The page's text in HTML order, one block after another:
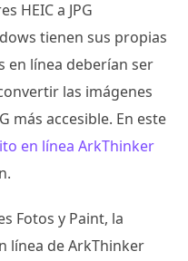
HEIC a JPG
tienen sus propias
en línea deberían ser
las imágenes
más accesible. En este
en línea ArkThinker
Fotos y Paint, la
línea de ArkThinker